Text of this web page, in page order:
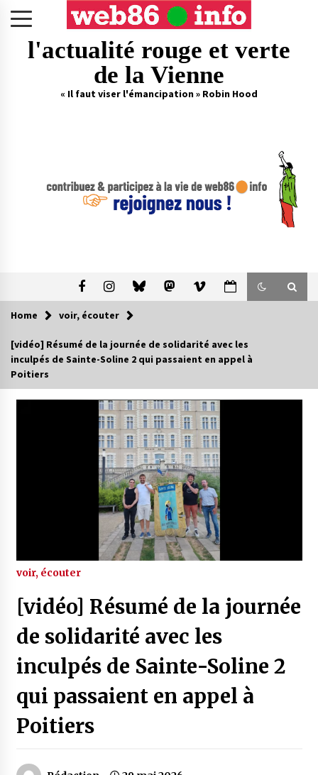
l'actualité rouge et verte
de la Vienne
« Il faut viser l'émancipation » Robin Hood
Home voir, écouter
[vidéo] Résumé de la journée de solidarité avec les
inculpés de Sainte-Soline 2 qui passaient en appel à
Poitiers
voir, écouter
[vidéo] Résumé de la journée
de solidarité avec les
inculpés de Sainte-Soline 2
qui passaient en appel à
Poitiers